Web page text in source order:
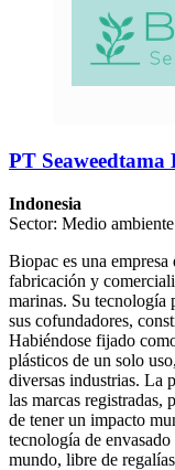
PT Seaweedtama
Indonesia
Sector: Medio ambiente
Biopac es una empresa
fabricación y
marinas. Su tecnología
sus cofundadores,
Habiéndose fijado
plásticos de un solo
diversas industrias. La
las marcas registradas,
de tener un impacto
tecnología de
mundo, libre de